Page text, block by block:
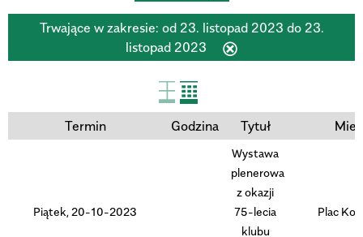
Szukana fraza
Trwające w zakresie: od 23. listopad 2023 do 23.
listopad 2023
Termin Godzina Tytuł
Piątek, 20-10-2023
Wystawa
plenerowa
z okazji
75-lecia
klubu
Plac